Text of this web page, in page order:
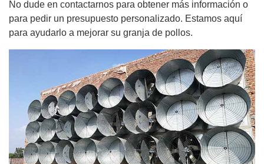
No dude en contactarnos para obtener más información o
para pedir un presupuesto personalizado. Estamos aquí
para ayudarlo a mejorar su granja de pollos.